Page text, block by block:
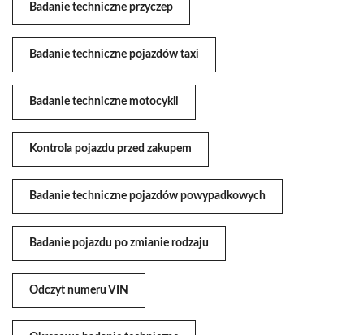
Badanie techniczne przyczep
Badanie techniczne pojazdów taxi
Badanie techniczne motocykli
Kontrola pojazdu przed zakupem
Badanie techniczne pojazdów powypadkowych
Badanie pojazdu po zmianie rodzaju
Odczyt numeru VIN